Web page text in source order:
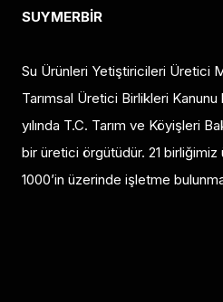
SUYMERBİR
Su Ürünleri Yetiştiricileri Üretici
Tarımsal Üretici Birlikleri
yılında T.C. Tarım ve Köyişleri
bir üretici örgütüdür. 21
1000’in üzerinde işletme